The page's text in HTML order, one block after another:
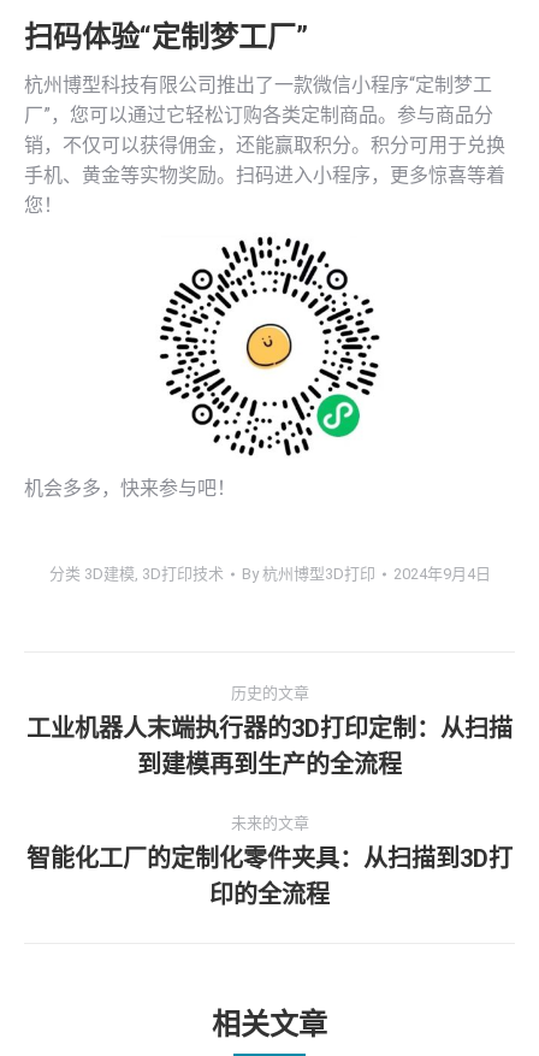
扫码体验“定制梦工厂”
杭州博型科技有限公司推出了一款微信小程序“定制梦工
厂”，您可以通过它轻松订购各类定制商品。参与商品分
销，不仅可以获得佣金，还能赢取积分。积分可用于兑换
手机、黄金等实物奖励。扫码进入小程序，更多惊喜等着
您！
机会多多，快来参与吧！
分类 3D建模 3D打印技术 By杭州博型3D打印 2024年9月4日
章
航
历史的文章
历
史
文
章：
工业机器人末端执行器的3D打印定制：从扫描
到建模再到生产的全流程
未来的文章
未
来
智能化工厂的定制化零件夹具：从扫描到3D打
印的全流程
相关文章